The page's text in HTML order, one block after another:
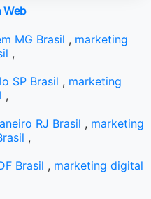
Web
MG Brasil , marketing
,
SP Brasil , marketing
,
RJ Brasil , marketing
,
Brasil , marketing digital